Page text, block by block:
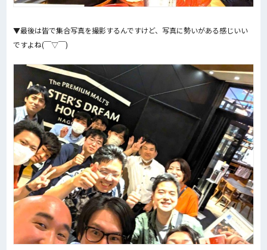
▼最後は皆で集合写真を撮影するんですけど、写真に勢いがある感じいい
ですよね(￣▽￣)